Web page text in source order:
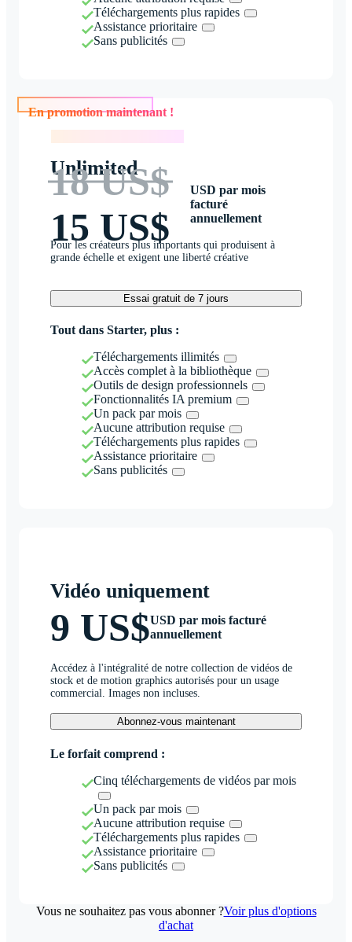
Téléchargements plus rapides
Assistance prioritaire
Sans publicités
En promotion maintenant !
Unlimited
18 US$
15 US$
USD par mois
facturé
annuellement
Pour les créateurs plus importants qui produisent à
grande échelle et exigent une liberté créative
Essai gratuit de 7 jours
Tout dans Starter, plus :
Téléchargements illimités
Accès complet à la bibliothèque
Outils de design professionnels
Fonctionnalités IA premium
Un pack par mois
Aucune attribution requise
Téléchargements plus rapides
Assistance prioritaire
Sans publicités
Vidéo uniquement
9 US$USD par mois facturé
annuellement
Accédez à l'intégralité de notre collection de vidéos de
stock et de motion graphics autorisés pour un usage
commercial. Images non incluses.
Abonnez-vous maintenant
Le forfait comprend :
Cinq téléchargements de vidéos par mois
Un pack par mois
Aucune attribution requise
Téléchargements plus rapides
Assistance prioritaire
Sans publicités
Vous ne souhaitez pas vous abonner ?Voir plus d'options
d'achat